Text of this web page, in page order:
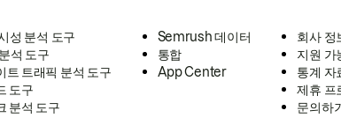
성 분석 도구
석 도구
트 트래픽 분석 도구
도구
분석 도구
Semrush 데이터
통합
App Center
회사 정
지원 가
통계 자
제휴 프
문의하